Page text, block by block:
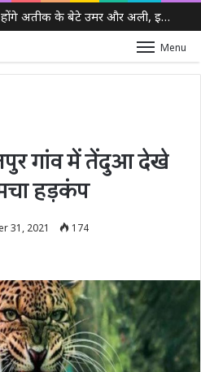
अबान के जनाजे में शामिल होंगे अतीक के बेटे उमर और अली, इलाहाबाद हाईकोर्ट ने दी पैरोल
Menu
गांव में तेंदुआ देखे
हड़कंप
31, 2021
174